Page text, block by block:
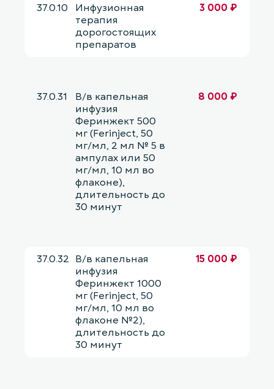
37.0.10
Инфузионная
терапия
дорогостоящих
препаратов
3 000 ₽
37.0.31
В/в капельная
инфузия
Феринжект 500
мг (Ferinject, 50
мг/мл, 2 мл № 5 в
ампулах или 50
мг/мл, 10 мл во
флаконе),
длительность до
30 минут
8 000 ₽
37.0.32 В/в капельная
инфузия
Феринжект 1000
мг (Ferinject, 50
мг/мл, 10 мл во
флаконе №2),
длительность до
30 минут
15 000 ₽